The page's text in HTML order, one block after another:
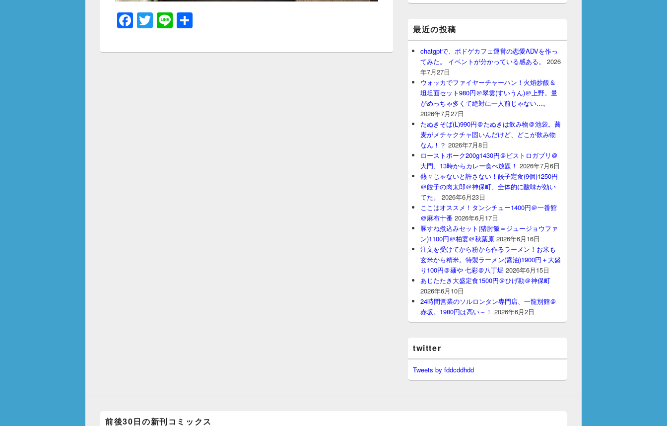
F
c
T
tt
Li
e
最近の投稿
chatgptで、ボドゲカフェ運営の恋愛ADVを作っ
てみた。 イベントが分かっている感ある。
2026
年7月27日
ウォッカでファイヤーチャーハン！火焰炒飯＆
坦坦面セット980円＠翠雲(すいうん)＠上野。量
がめっちゃ多くて絶対に一人前じゃない…。
2026年7月27日
たぬきそば(L)990円＠たぬきは飲み物＠池袋。蕎
麦がメチャクチャ固いんだけど、どこが飲み物
なん！？ 2026年7月8日
ローストポーク200g1430円＠ビストロガブリ＠
大門、13時からカレー食べ放題！ 2026年7月6日
熱々じゃないと許さない！餃子定食(9個)1250円
＠餃子の肉太郎＠神保町、全体的に酸味が効い
てた。
2026年6月23日
ここはオススメ！タンシチュー1400円＠一番館
＠麻布十番 2026年6月17日
豚すね煮込みセット(猪肘飯＝ジュージョウファ
ン)1100円＠柏宴＠秋葉原 2026年6月16日
注文を受けてから粉から作るラーメン！お米も
玄米から精米。特製ラーメン(醤油)1900円＋大盛
り100円＠麺や 七彩＠八丁堀 2026年6月15日
あじたたき大盛定食1500円＠ひげ勘＠神保町
2026年6月10日
24時間営業のソルロンタン専門店、一龍別館＠
赤坂。1980円は高い～！ 2026年6月2日
twitter
Tweets by fddcddhdd
前後30日の新刊コミックス